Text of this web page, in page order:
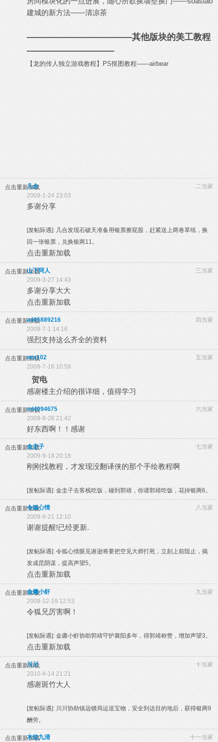
建城的新方法——清凉茶
————————————其他版块的美工教程
——————————
【龙的传人独立游戏教程】PS抠图教程——airbear
点击重新加载 二当家
几合
2009-1-24 23:03
多谢分享
[发帖际遇]: 几合发现石破天准备用银票擦屁股，赶紧送上两卷草纸，换
回一张银票，兑换银两11。
点击重新加载
点击重新加载 三当家
山下阿人
2009-3-27 14:43
多谢分享大大
点击重新加载
点击重新加载 四当家
a465889216
2009-7-1 14:16
强烈支持这么齐全的资料
点击重新加载 五当家
wtx102
2009-7-16 10:59
贺电
感谢楼主介绍的很详细，值得学习
点击重新加载 六当家
sd4094675
2009-8-28 21:42
好东西啊！！感谢
点击重新加载 七当家
金圭子
2009-9-18 20:18
刚刚找教程，才发现没翻译侠的那个手绘教程啊
[发帖际遇]: 金圭子去客栈吃饭，碰到郭靖，你请郭靖吃饭，花掉银两6。
点击重新加载 八当家
令狐心情
2009-9-21 12:10
谢谢提醒!已经更新.
[发帖际遇]: 令狐心情眼见谢逊将要把空见大师打死，立刻上前阻止，揭
发成昆阴谋，提高声望5。
点击重新加载
点击重新加载 九当家
金庸小虾
2009-12-19 12:53
令狐兄厉害啊！
[发帖际遇]: 金庸小虾协助郭靖守护襄阳多年，得郭靖称赞，增加声望3。
点击重新加载
点击重新加载 十当家
川川
2010-4-14 21:21
感谢斑竹大人
[发帖际遇]: 川川协助镇远镖局运送宝物，安全到达目的地后，获得银两9
酬劳。
点击重新加载 十一当家
木纹九清